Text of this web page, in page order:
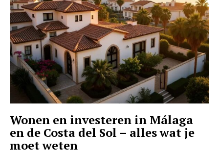
Wonen en investeren in Málaga
en de Costa del Sol – alles wat je
moet weten